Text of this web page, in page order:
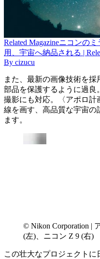
Related Magazineニコンの
用、宇宙へ納品される |
By cizucu
また、最新の画像技術を
部品を保護するように過
撮影にも対応。〈アポロ計
線を画す、高品質な宇宙の
ます。
© Nikon Corporation |
(左)、ニコン Z 9 (右)
この壮大なプロジェクトに